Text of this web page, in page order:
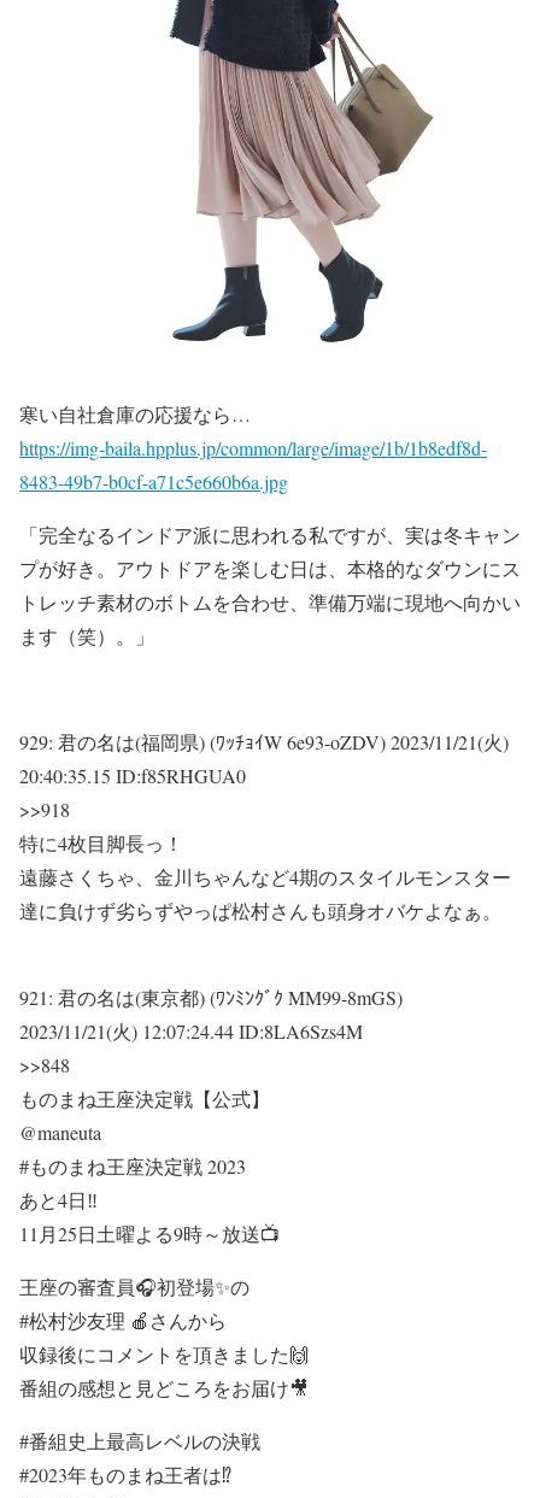
寒い自社倉庫の応援なら…
https://img-baila.hpplus.jp/common/large/image/1b/1b8edf8d-
8483-49b7-b0cf-a71c5e660b6a.jpg
「完全なるインドア派に思われる私ですが、実は冬キャン
プが好き。アウトドアを楽しむ日は、本格的なダウンにス
トレッチ素材のボトムを合わせ、準備万端に現地へ向かい
ます（笑）。」
929: 君の名は(福岡県) (ﾜｯﾁｮｲW 6e93-oZDV)2023/11/21(火)
20:40:35.15 ID:f85RHGUA0
>>918
特に4枚目脚長っ！
遠藤さくちゃ、金川ちゃんなど4期のスタイルモンスター
達に負けず劣らずやっぱ松村さんも頭身オバケよなぁ。
921: 君の名は(東京都) (ﾜﾝﾐﾝｸﾞｸ MM99-8mGS)
2023/11/21(火) 12:07:24.44 ID:8LA6Szs4M
>>848
ものまね王座決定戦【公式】
@maneuta
#ものまね王座決定戦 2023
あと4日‼
11月25日土曜よる9時～放送📺
王座の審査員🎧初登場✨の
#松村沙友理 🍎さんから
収録後にコメントを頂きました🙌
番組の感想と見どころをお届け🎥
#番組史上最高レベルの決戦
#2023年ものまね王者は⁉